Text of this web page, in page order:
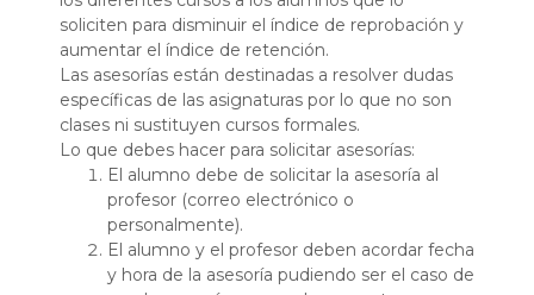
soliciten para disminuir el índice de reprobación y
aumentar el índice de retención.
Las asesorías están destinadas a resolver dudas
específicas de las asignaturas por lo que no son
clases ni sustituyen cursos formales.
Lo que debes hacer para solicitar asesorías:
El alumno debe de solicitar la asesoría al
profesor (correo electrónico o
personalmente).
El alumno y el profesor deben acordar fecha
y hora de la asesoría pudiendo ser el caso de